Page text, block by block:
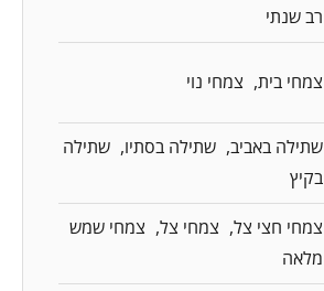
רב שנתי
צמחי בית צמחי נוי
שתילה באביב שתילה בסתיו
שתילה
בקיץ
צמחי חצי צל צמחי צל
צמחי שמש
מלאה